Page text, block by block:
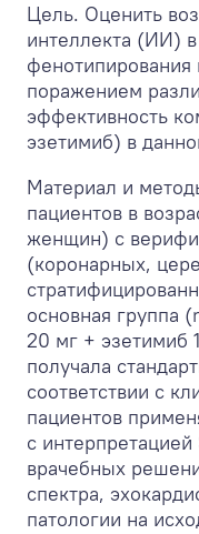
Цель. Оценить
интеллекта (ИИ) в
фенотипирования
поражением
эффективность
эзетимиб) в
Материал и
пациентов в
женщин) с
(коронарных,
основная группа
20 мг + эзетимиб
получала
соответствии с
пациентов
с
врачебных
спектра,
патологии на